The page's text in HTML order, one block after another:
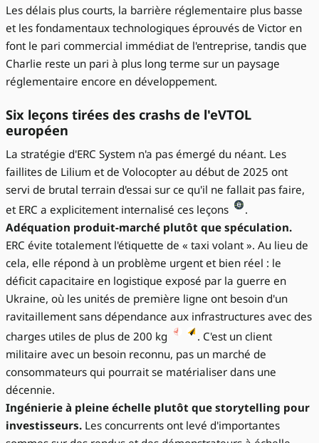
Les délais plus courts, la barrière réglementaire plus basse
et les fondamentaux technologiques éprouvés de Victor en
font le pari commercial immédiat de l'entreprise, tandis que
Charlie reste un pari à plus long terme sur un paysage
réglementaire encore en développement.
Six leçons tirées des crashs de l'eVTOL
européen
La stratégie d'ERC System n'a pas émergé du néant. Les
faillites de Lilium et de Volocopter au début de 2025 ont
servi de brutal terrain d'essai sur ce qu'il ne fallait pas faire,
et ERC a explicitement internalisé ces leçons
.
Adéquation produit-marché plutôt que spéculation.
ERC évite totalement l'étiquette de « taxi volant ». Au lieu de
cela, elle répond à un problème urgent et bien réel : le
déficit capacitaire en logistique exposé par la guerre en
Ukraine, où les unités de première ligne ont besoin d'un
ravitaillement sans dépendance aux infrastructures avec des
charges utiles de plus de 200 kg
. C'est un client
militaire avec un besoin reconnu, pas un marché de
consommateurs qui pourrait se matérialiser dans une
décennie.
Ingénierie à pleine échelle plutôt que storytelling pour
investisseurs. Les concurrents ont levé d'importantes